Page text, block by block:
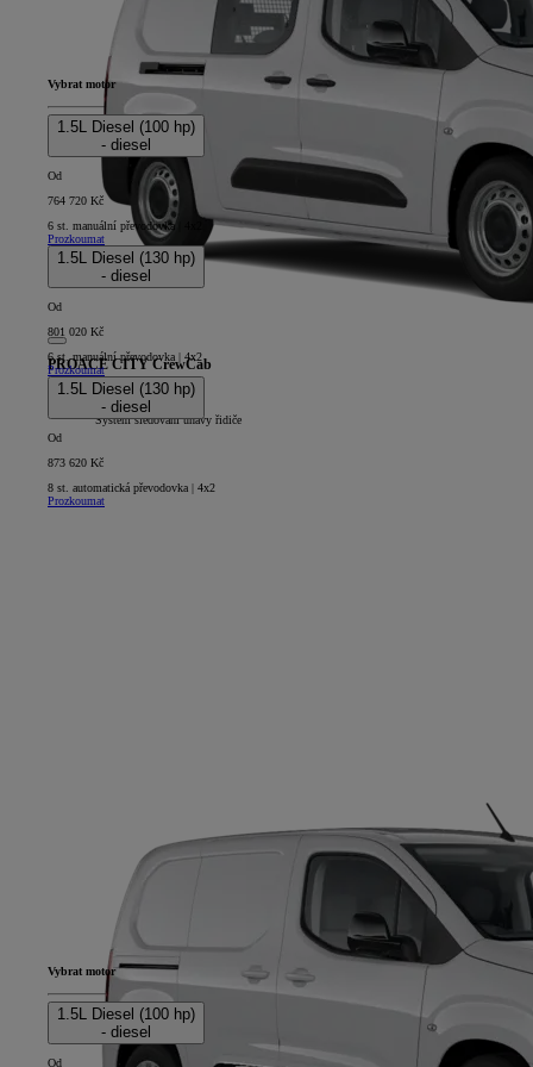
PROACE CITY CrewCab
5D - CrewCab Long
+
Systém sledování únavy řidiče
Vybrat motor
1.5L Diesel (100 hp)
- diesel
Od
764 720 Kč
6 st. manuální převodovka | 4x2
Prozkoumat
1.5L Diesel (130 hp)
- diesel
Od
801 020 Kč
6 st. manuální převodovka | 4x2
Prozkoumat
1.5L Diesel (130 hp)
- diesel
Od
873 620 Kč
8 st. automatická převodovka | 4x2
Prozkoumat
Vybrat motor
1.5L Diesel (100 hp)
- diesel
Od